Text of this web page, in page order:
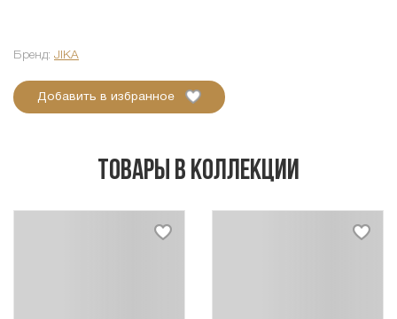
Бренд: JIKA
Добавить в избранное
Товары в коллекции